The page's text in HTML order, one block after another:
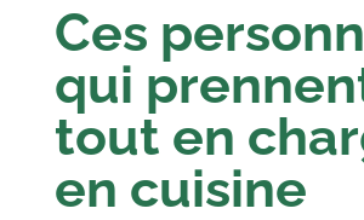
Ces
qui
tout en
en cuisine